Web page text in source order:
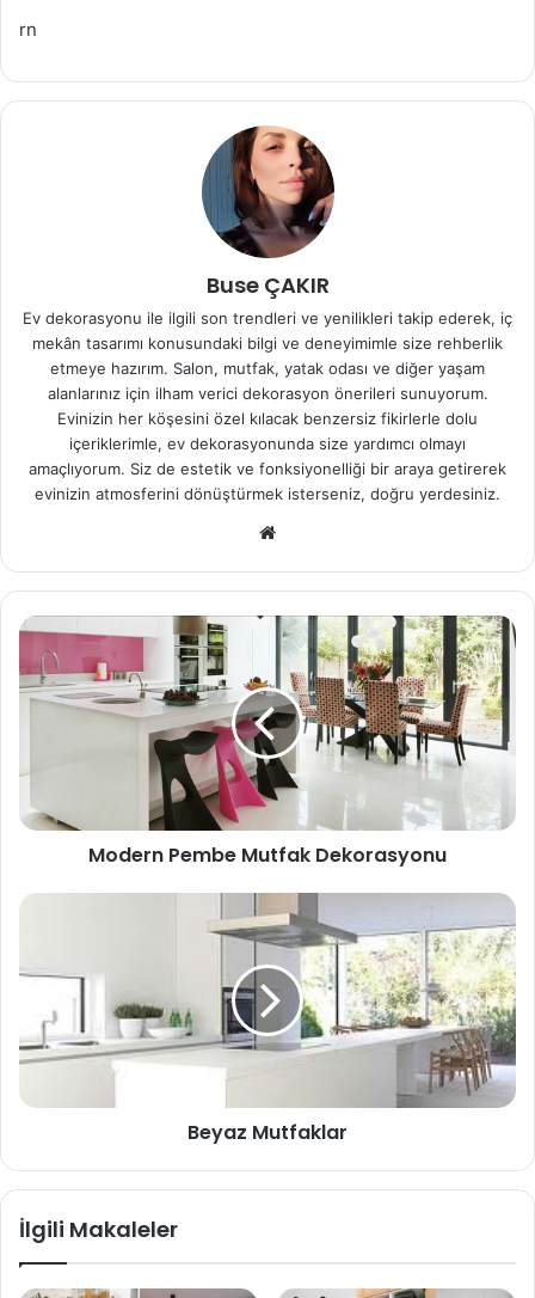
rn
Buse ÇAKIR
Ev dekorasyonu ile ilgili son trendleri ve yenilikleri takip ederek, iç
mekân tasarımı konusundaki bilgi ve deneyimimle size rehberlik
etmeye hazırım. Salon, mutfak, yatak odası ve diğer yaşam
alanlarınız için ilham verici dekorasyon önerileri sunuyorum.
Evinizin her köşesini özel kılacak benzersiz fikirlerle dolu
içeriklerimle, ev dekorasyonunda size yardımcı olmayı
amaçlıyorum. Siz de estetik ve fonksiyonelliği bir araya getirerek
evinizin atmosferini dönüştürmek isterseniz, doğru yerdesiniz.
sit
esi
Modern Pembe Mutfak Dekorasyonu
Beyaz Mutfaklar
İlgili Makaleler